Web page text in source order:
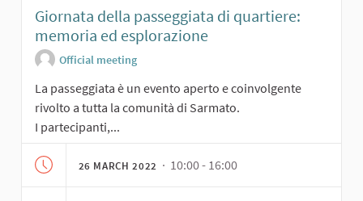
Giornata della passeggiata di quartiere:
memoria ed esplorazione
Official meeting
La passeggiata è un evento aperto e coinvolgente
rivolto a tutta la comunità di Sarmato.
I partecipanti,...
26 MARCH 2022 · 10:00 - 16:00